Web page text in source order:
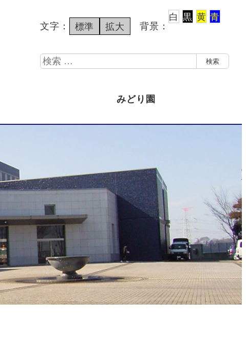
文字： 標準 拡大 背景：
白 黒 黄 青
検
検索
みどり園